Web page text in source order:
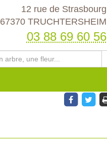
12 rue de Strasbourg
67370 TRUCHTERSHEIM
03 88 69 60 56